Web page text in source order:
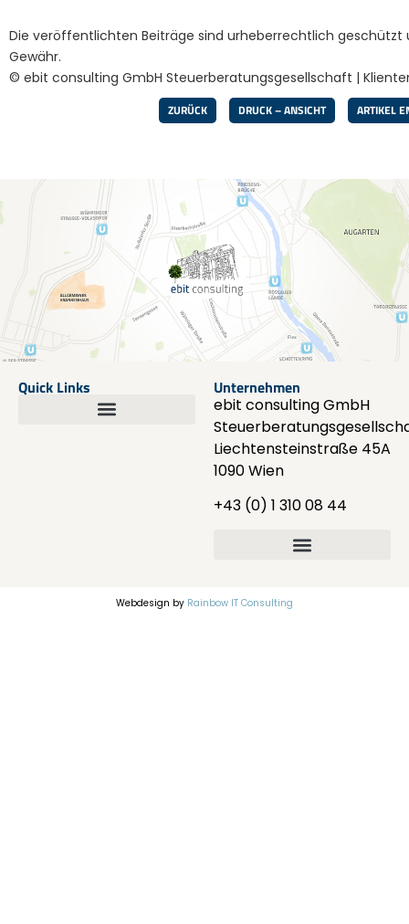
Die veröffentlichten Beiträge sind urheberrechtlich geschützt
Gewähr.
© ebit consulting GmbH Steuerberatungsgesellschaft |
ZURÜCK DRUCK – ANSICHT ARTIKEL
Quick Links
Unternehmen
ebit consulting GmbH
Liechtensteinstraße 45A
1090 Wien
+43 (0) 1 310 08 44
Webdesign by Rainbow IT Consulting